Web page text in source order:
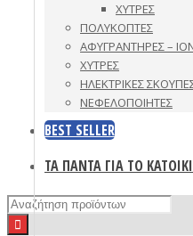
ΧΥΤΡΕΣ
ΠΟΛΥΚΟΠΤΕΣ
ΑΦΥΓΡΑΝΤΗΡΕΣ –
ΧΥΤΡΕΣ
ΗΛΕΚΤΡΙΚΕΣ
ΝΕΦΕΛΟΠΟΙΗΤΕΣ
BEST SELLER
ΤΑ ΠΑΝΤΑ ΓΙΑ ΤΟ